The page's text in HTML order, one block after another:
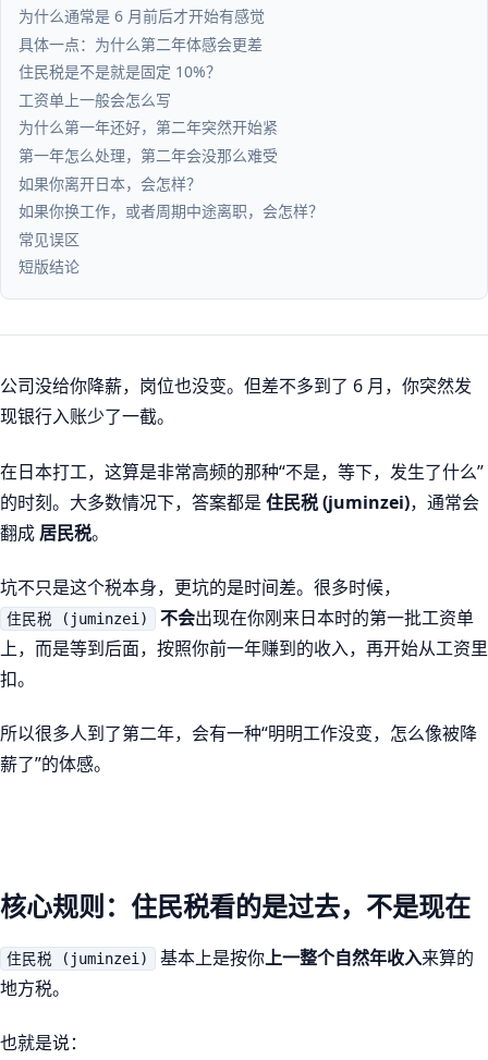
为什么通常是 6 月前后才开始有感觉
具体一点：为什么第二年体感会更差
住民税是不是就是固定 10%？
工资单上一般会怎么写
为什么第一年还好，第二年突然开始紧
第一年怎么处理，第二年会没那么难受
如果你离开日本，会怎样？
如果你换工作，或者周期中途离职，会怎样？
常见误区
短版结论
公司没给你降薪，岗位也没变。但差不多到了 6 月，你突然发
现银行入账少了一截。
在日本打工，这算是非常高频的那种“不是，等下，发生了什么”
的时刻。大多数情况下，答案都是 住民税 (juminzei)，通常会
翻成 居民税。
坑不只是这个税本身，更坑的是时间差。很多时候，
住民税 (juminzei) 不会出现在你刚来日本时的第一批工资单
上，而是等到后面，按照你前一年赚到的收入，再开始从工资里
扣。
所以很多人到了第二年，会有一种“明明工作没变，怎么像被降
薪了”的体感。
核心规则：住民税看的是过去，不是现在
住民税 (juminzei) 基本上是按你上一整个自然年收入来算的
地方税。
也就是说：